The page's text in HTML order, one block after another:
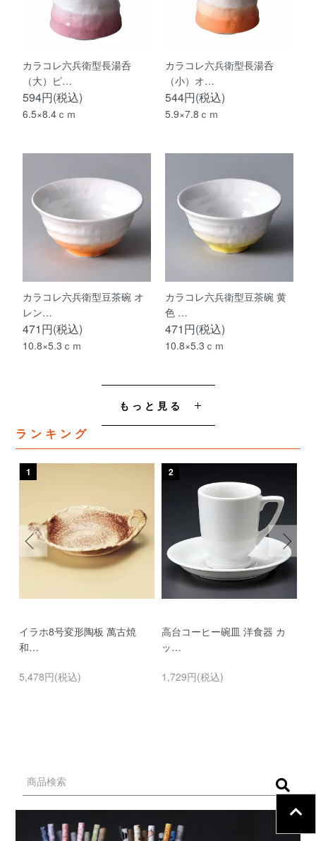
カラコレ六兵衛型長湯呑
（大）ピ…
594円(税込)
6.5×8.4ｃｍ
カラコレ六兵衛型長湯呑
（小）オ…
544円(税込)
5.9×7.8ｃｍ
カラコレ六兵衛型豆茶碗 オ
レン…
471円(税込)
10.8×5.3ｃｍ
カラコレ六兵衛型豆茶碗 黄
色 …
471円(税込)
10.8×5.3ｃｍ
もっと見る
ランキング
1
イラホ8号変形陶板 萬古焼
和…
5,478円(税込)
2
高台コーヒー碗皿 洋食器 カ
ッ…
1,729円(税込)